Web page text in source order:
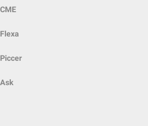
CME
Flexa
Piccer
Ask